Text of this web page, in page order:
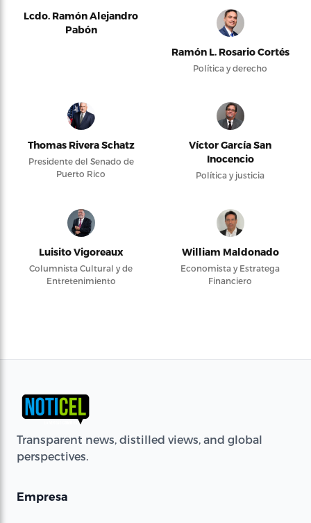
Lcdo. Ramón Alejandro
Pabón
Ramón L. Rosario Cortés
Política y derecho
Thomas Rivera Schatz
Presidente del Senado de
Puerto Rico
Víctor García San
Inocencio
Política y justicia
Luisito Vigoreaux
Columnista Cultural y de
Entretenimiento
William Maldonado
Economista y Estratega
Financiero
Transparent news, distilled views, and global
perspectives.
Empresa